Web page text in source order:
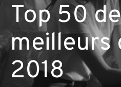
Top 50
meilleurs
2018